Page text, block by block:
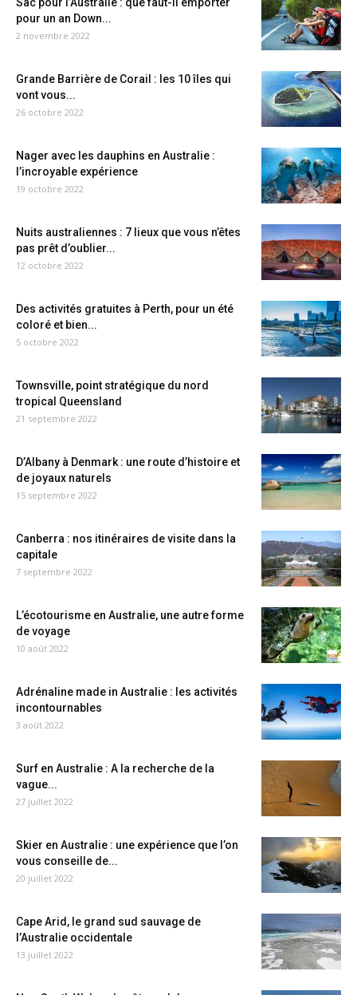
pour un an Down...
2 novembre 2022
Grande Barrière de Corail : les 10 îles qui
vont vous...
26 octobre 2022
Nager avec les dauphins en Australie :
l’incroyable expérience
19 octobre 2022
Nuits australiennes : 7 lieux que vous n’êtes
pas prêt d’oublier...
12 octobre 2022
Des activités gratuites à Perth, pour un été
coloré et bien...
5 octobre 2022
Townsville, point stratégique du nord
tropical Queensland
21 septembre 2022
D’Albany à Denmark : une route d’histoire et
de joyaux naturels
15 septembre 2022
Canberra : nos itinéraires de visite dans la
capitale
7 septembre 2022
L’écotourisme en Australie, une autre forme
de voyage
10 août 2022
Adrénaline made in Australie : les activités
incontournables
3 août 2022
Surf en Australie : A la recherche de la
vague...
27 juillet 2022
Skier en Australie : une expérience que l’on
vous conseille de...
20 juillet 2022
Cape Arid, le grand sud sauvage de
l’Australie occidentale
13 juillet 2022